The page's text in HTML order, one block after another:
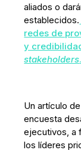
aliados o
establecidos.
redes de
y
stakeholders.
Un artículo de
encuesta
ejecutivos, a
los líderes